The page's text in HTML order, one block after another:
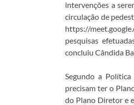
intervenções a
circulação de
https://
pesquisas
concluiu Cândida
Segundo a
precisam ter o
do Plano Diretor e